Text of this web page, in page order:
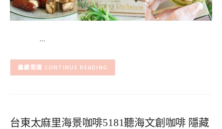
…
CONTINUE READING
台東太麻里海景咖啡5181聽海文創咖啡 隱藏